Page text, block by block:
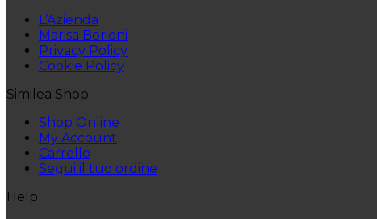
L’Azienda
Marisa Borioni
Privacy Policy
Cookie Policy
Similea Shop
Shop Online
My Account
Carrello
Segui il tuo ordine
Help